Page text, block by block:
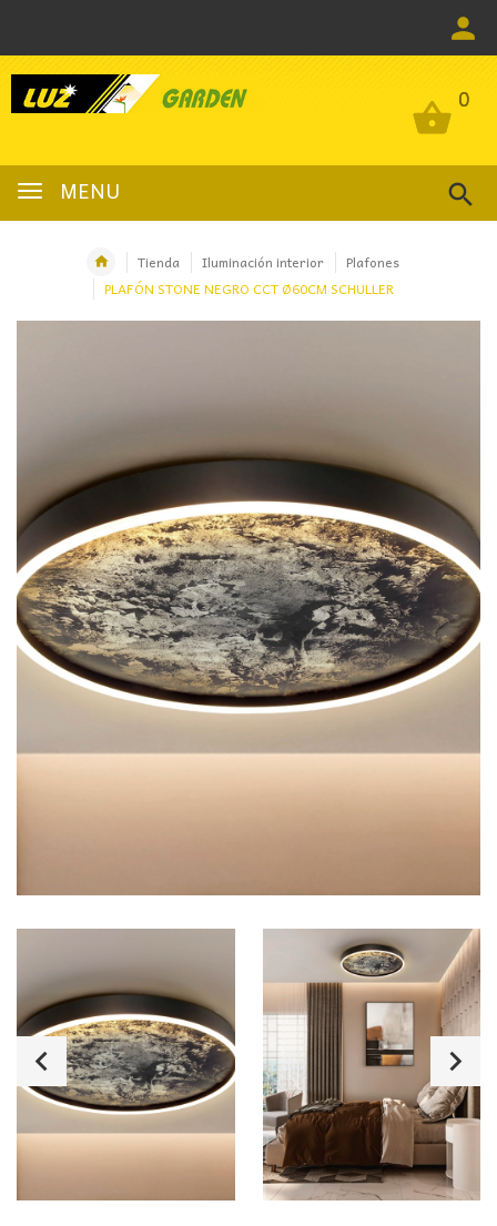
0
MENU
0
Tienda Iluminación interior
Plafones
PLAFÓN STONE NEGRO CCT Ø60CM SCHULLER